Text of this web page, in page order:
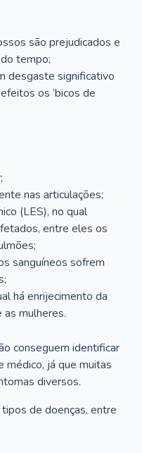
são prejudicados e
tempo;
desgaste significativo
os ‘bicos de
nas articulações;
(LES), no qual
entre eles os
sanguíneos sofrem
há enrijecimento da
mulheres.
conseguem identificar
médico, já que muitas
diversos.
de doenças, entre